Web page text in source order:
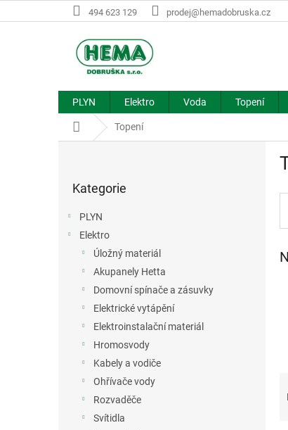
na
494 623 129 prodej@hemadobruska.cz
PLYN Elektro Voda Topení
Domů Topení
kategorie
Kategorie
PLYN
Elektro
Úložný materiál
Akupanely Hetta
Domovní spínače a zásuvky
Elektrické vytápění
Elektroinstalační materiál
Hromosvody
Kabely a vodiče
Ohřívače vody
Rozvaděče
Svítidla